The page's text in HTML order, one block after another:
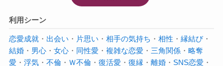
利用シーン
恋愛成就・ 出会い ・ 片思い ・ 相手の気持ち ・ 相性 ・ 縁結び・
結婚・ 男心・ 女心・ 同性愛 ・ 複雑な恋愛 ・ 三角関係・ 略奪
愛 ・ 浮気・ 不倫・ Ｗ不倫・ 復活愛 ・ 復縁 ・ 離婚・ SNS恋愛 ・